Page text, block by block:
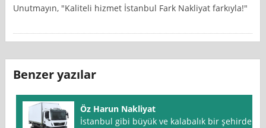
Unutmayın, "Kaliteli hizmet İstanbul Fark Nakliyat farkıyla!"
Benzer yazılar
Öz Harun Nakliyat
İstanbul gibi büyük ve kalabalık bir şehirde